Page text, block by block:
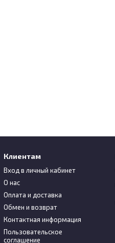
Клиентам
Вход в личный кабинет
О нас
Оплата и доставка
Обмен и возврат
Контактная информация
Пользовательское
соглашение